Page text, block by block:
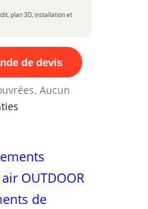
plan 3D, installation et
de devis
Aucun
OUTDOOR
de